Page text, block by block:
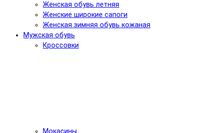
Женская обувь летняя
Женские широкие сапоги
Женская зимняя обувь кожаная
Мужская обувь
Кроссовки
Мокасины